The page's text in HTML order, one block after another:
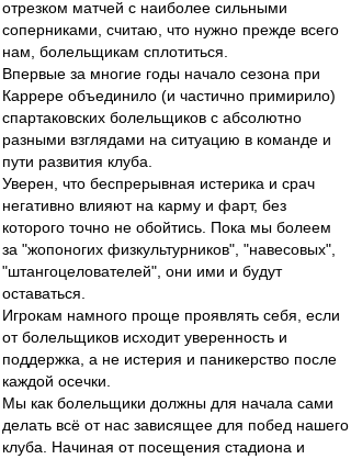
отрезком матчей с наиболее сильными
соперниками, считаю, что нужно прежде всего
нам, болельщикам сплотиться.
Впервые за многие годы начало сезона при
Каррере объединило (и частично примирило)
спартаковских болельщиков с абсолютно
разными взглядами на ситуацию в команде и
пути развития клуба.
Уверен, что беспрерывная истерика и срач
негативно влияют на карму и фарт, без
которого точно не обойтись. Пока мы болеем
за "жопоногих физкультурников", "навесовых",
"штангоцелователей", они ими и будут
оставаться.
Игрокам намного проще проявлять себя, если
от болельщиков исходит уверенность и
поддержка, а не истерия и паникерство после
каждой осечки.
Мы как болельщики должны для начала сами
делать всё от нас зависящее для побед нашего
клуба. Начиная от посещения стадиона и